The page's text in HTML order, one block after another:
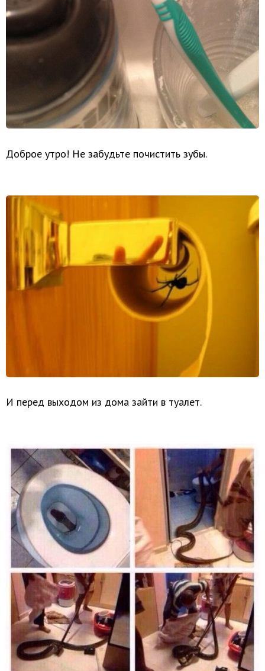
Доброе утро! Не забудьте почистить зубы.
И перед выходом из дома зайти в туалет.